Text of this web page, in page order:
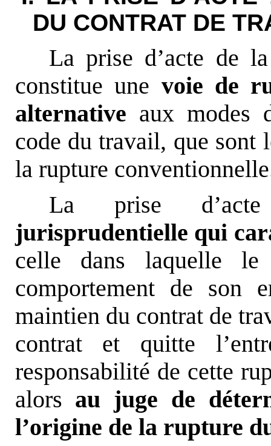
DU CONTRAT DE
La prise d’acte de
constitue une voie de
alternative aux modes
code du travail, que sont
la rupture
La prise
jurisprudentielle qui
celle dans laquelle le
comportement de son
maintien du contrat de
contrat et quitte
responsabilité de cette
alors au juge de
l’origine de la rupture